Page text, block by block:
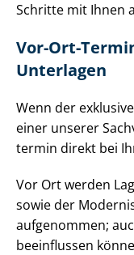
Schritte mit Ihnen
Vor-Ort-
Unterlagen
Wenn der
einer unserer
ter­min direkt bei
Vor Ort werden
sowie der
aufgenommen;
beeinflussen